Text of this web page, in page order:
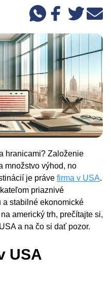
hranicami? Založenie
množstvo výhod, no
je práve firma v USA.
priaznivé
a stabilné ekonomické
americký trh, prečítajte si,
a na čo si dať pozor.
USA